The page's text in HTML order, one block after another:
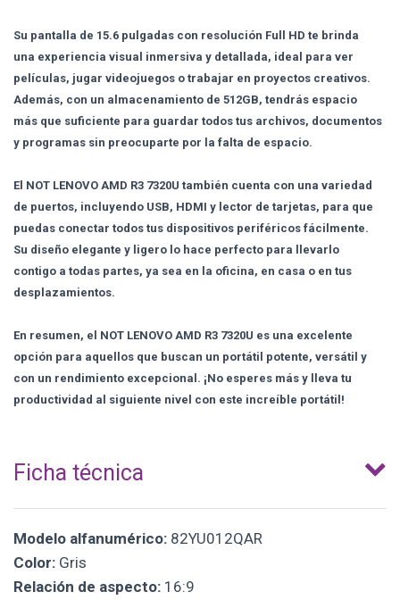
Su pantalla de 15.6 pulgadas con resolución Full HD te brinda
una experiencia visual inmersiva y detallada, ideal para ver
películas, jugar videojuegos o trabajar en proyectos creativos.
Además, con un almacenamiento de 512GB, tendrás espacio
más que suficiente para guardar todos tus archivos, documentos
y programas sin preocuparte por la falta de espacio.
El NOT LENOVO AMD R3 7320U también cuenta con una variedad
de puertos, incluyendo USB, HDMI y lector de tarjetas, para que
puedas conectar todos tus dispositivos periféricos fácilmente.
Su diseño elegante y ligero lo hace perfecto para llevarlo
contigo a todas partes, ya sea en la oficina, en casa o en tus
desplazamientos.
En resumen, el NOT LENOVO AMD R3 7320U es una excelente
opción para aquellos que buscan un portátil potente, versátil y
con un rendimiento excepcional. ¡No esperes más y lleva tu
productividad al siguiente nivel con este increíble portátil!
Ficha técnica
Modelo alfanumérico: 82YU012QAR
Color: Gris
Relación de aspecto: 16:9